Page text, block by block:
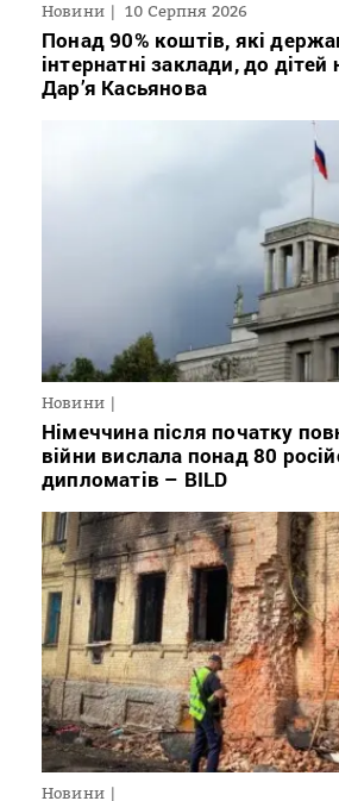
Новини 10 Серпня 2026
Понад 90% коштів, які
інтернатні заклади, до
Дар’я Касьянова
Новини
Німеччина після початку
війни вислала понад 80
дипломатів – BILD
Новини